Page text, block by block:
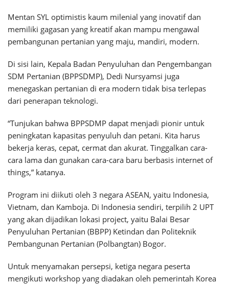
Mentan SYL optimistis kaum milenial yang inovatif dan
memiliki gagasan yang kreatif akan mampu mengawal
pembangunan pertanian yang maju, mandiri, modern.
Di sisi lain, Kepala Badan Penyuluhan dan Pengembangan
SDM Pertanian (BPPSDMP), Dedi Nursyamsi juga
menegaskan pertanian di era modern tidak bisa terlepas
dari penerapan teknologi.
“Tunjukan bahwa BPPSDMP dapat menjadi pionir untuk
peningkatan kapasitas penyuluh dan petani. Kita harus
bekerja keras, cepat, cermat dan akurat. Tinggalkan cara-
cara lama dan gunakan cara-cara baru berbasis internet of
things,” katanya.
Program ini diikuti oleh 3 negara ASEAN, yaitu Indonesia,
Vietnam, dan Kamboja. Di Indonesia sendiri, terpilih 2 UPT
yang akan dijadikan lokasi project, yaitu Balai Besar
Penyuluhan Pertanian (BBPP) Ketindan dan Politeknik
Pembangunan Pertanian (Polbangtan) Bogor.
Untuk menyamakan persepsi, ketiga negara peserta
mengikuti workshop yang diadakan oleh pemerintah Korea